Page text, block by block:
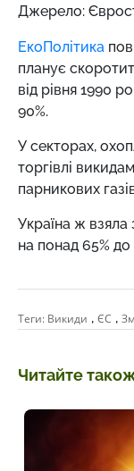
Джерело:
ЕкоПолітика
планує
від рівня 1990
90%.
У секторах,
торгівлі
парникових
Україна ж взяла
на понад 65%
Теги: Викиди , ЄС ,
Читайте